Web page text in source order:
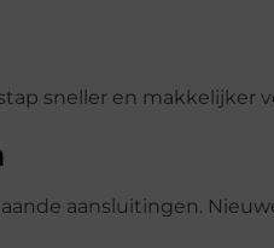
sneller en makkelijker
aansluitingen.